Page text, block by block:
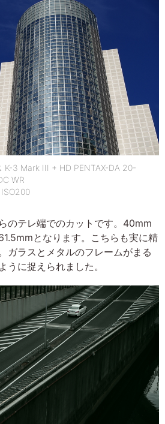
3 Mark III + HD PENTAX-DA 20-
WR
のテレ端でのカットです。40mm
となります。こちらも実に精
ガラスとメタルのフレームがまる
うに捉えられました。